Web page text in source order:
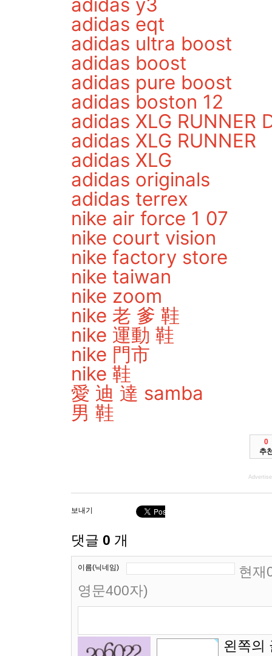
adidas y3
adidas eqt
adidas ultra boost
adidas boost
adidas pure boost
adidas boston 12
adidas XLG RUNNER
adidas XLG RUNNER
adidas XLG
adidas originals
adidas terrex
nike air force 1 07
nike court vision
nike factory store
nike taiwan
nike zoom
nike 老 爹 鞋
nike 運動 鞋
nike 門市
nike 鞋
愛 迪 達 samba
男 鞋
0
추
보내기
댓글 0 개
이름(닉네임)
현재
영문400자)
왼쪽의